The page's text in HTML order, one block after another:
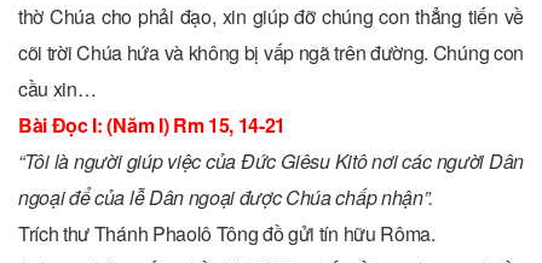
thờ Chúa cho phải đạo, xin giúp đỡ chúng con thẳng tiến về
cõi trời Chúa hứa và không bị vấp ngã trên đường. Chúng con
cầu xin…
Bài Ðọc I: (Năm I) Rm 15, 14-21
“Tôi là người giúp việc của Ðức Giêsu Kitô nơi các người Dân
ngoại để của lễ Dân ngoại được Chúa chấp nhận”.
Trích thư Thánh Phaolô Tông đồ gửi tín hữu Rôma.